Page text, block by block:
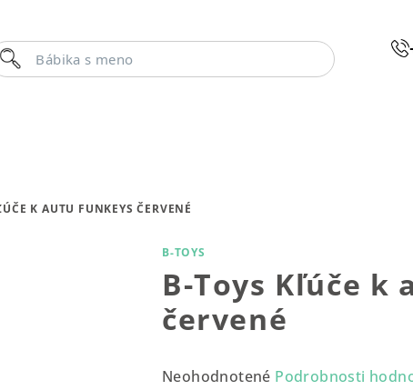
Bábika s menom
Hľadať
K AUTU FUNKEYS ČERVENÉ
B-TOYS
B-Toys Kľúče k
červené
Priemerné
Neohodnotené Podrobnosti